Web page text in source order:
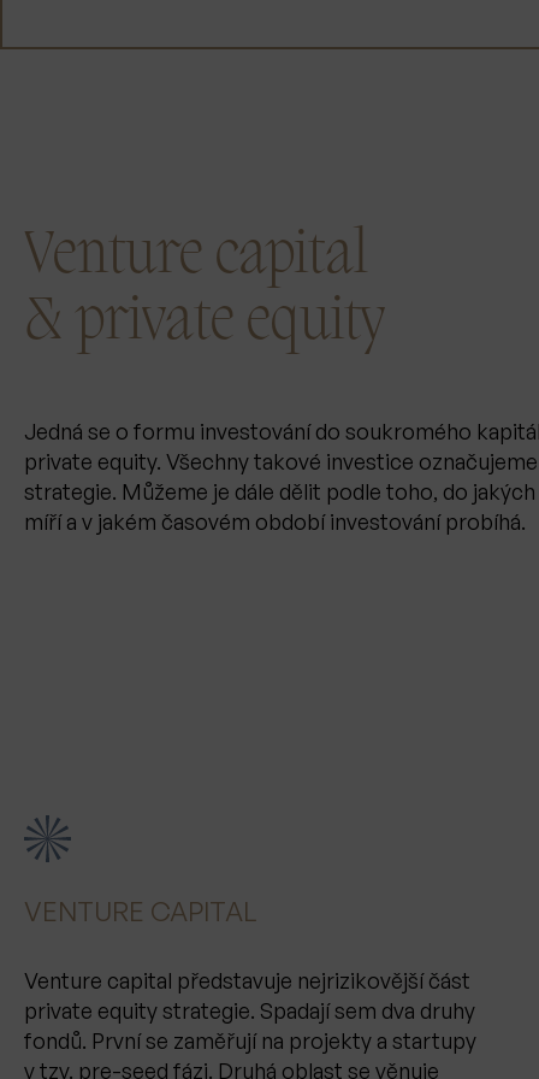
Venture capital
& private equity
Jedná se o formu investování do soukromého
private equity. Všechny takové investice
strategie. Můžeme je dále dělit podle toho, do
míří a v jakém časovém období investování probíhá.
VENTURE CAPITAL
Venture capital představuje nejrizikovější část
private equity strategie. Spadají sem dva druhy
fondů. První se zaměřují na projekty a startupy
v tzv. pre-seed fázi. Druhá oblast se věnuje